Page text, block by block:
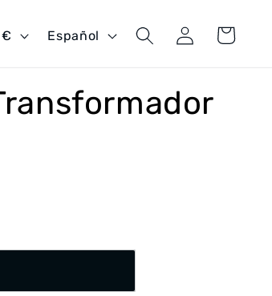
Portugal | EUR €
o
Español
Iniciar
sesión
Carrito